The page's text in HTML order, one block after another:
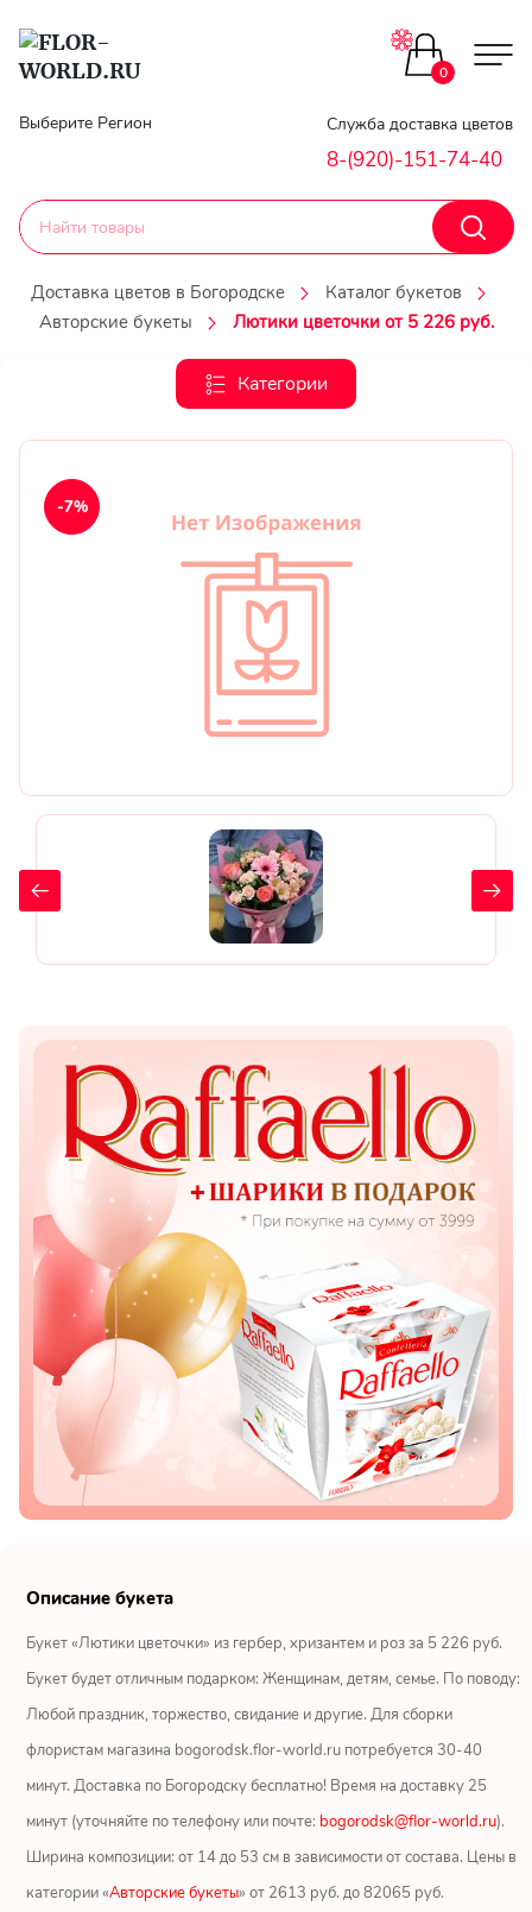
Главная
Гарантии
Доставка
Оплата
Выберите Регион Служба доставка цветов
8-(920)-151-74-40
0
Доставка цветов в Богородске
Каталог букетов
Авторские букеты
Лютики цветочки от 5 226 руб.
Категории
Цветы поштучно
Букеты до 2500
Каталог букетов
Корзины с цветами
Авторские букеты
Букеты из роз
Цветы любимой
Цветы дочери
Цветы сестре
Показать еще
Цветы
Подсолнухи
Лизиантусы
Хризантемы
Лилии
Орхидеи
Ромашки
Альстромерии
Герберы
Показать еще
-7%
Описание букета
Букет «Лютики цветочки» из гербер, хризантем и роз за 5 226 руб.
Букет будет отличным подарком: Женщинам, детям, семье. По поводу:
Любой праздник, торжество, свидание и другие. Для сборки
флористам магазина bogorodsk.flor-world.ru потребуется 30-40
минут. Доставка по Богородску бесплатно! Время на доставку 25
минут (уточняйте по телефону или почте: bogorodsk@flor-world.ru).
Ширина композиции: от 14 до 53 см в зависимости от состава. Цены в
категории «Авторские букеты» от 2613 руб. до 82065 руб.